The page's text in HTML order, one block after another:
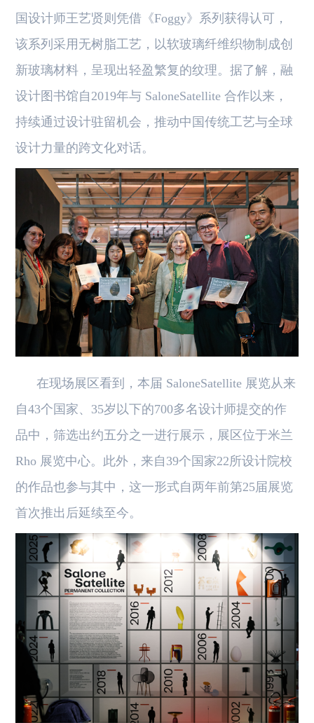
国设计师王艺贤则凭借《Foggy》系列获得认可，
该系列采用无树脂工艺，以软玻璃纤维织物制成创
新玻璃材料，呈现出轻盈繁复的纹理。据了解，融
设计图书馆自2019年与 SaloneSatellite 合作以来，
持续通过设计驻留机会，推动中国传统工艺与全球
设计力量的跨文化对话。
在现场展区看到，本届 SaloneSatellite 展览从来
自43个国家、35岁以下的700多名设计师提交的作
品中，筛选出约五分之一进行展示，展区位于米兰
Rho 展览中心。此外，来自39个国家22所设计院校
的作品也参与其中，这一形式自两年前第25届展览
首次推出后延续至今。